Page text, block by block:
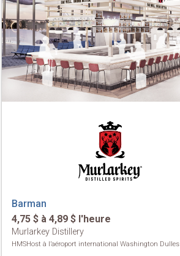
Barman
4,75 $ à 4,89 $ l'heure
Murlarkey Distillery
HMSHost à l’aéroport international Washington Dulles